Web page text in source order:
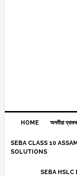
HOME অসমীয়া
SEBA CLASS 10
SOLUTIONS
SEBA HSLC